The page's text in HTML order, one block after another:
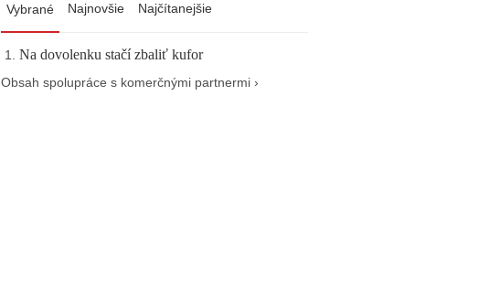
Vybrané Najnovšie Najčítanejšie
Na dovolenku stačí zbaliť kufor
Obsah spolupráce s komerčnými partnermi ›